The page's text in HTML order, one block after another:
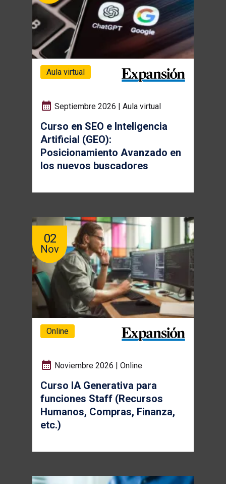
Aula virtual
Septiembre 2026 | Aula virtual
Curso en SEO e Inteligencia
Artificial (GEO):
Posicionamiento Avanzado en
los nuevos buscadores
02
Nov
Online
Noviembre 2026 | Online
Curso IA Generativa para
funciones Staff (Recursos
Humanos, Compras, Finanza,
etc.)